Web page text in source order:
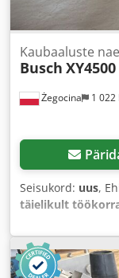
Żegocina 1 022
Kaubaaluste
Busch XY4500
Seisukord: uus,
täielikult
töörõhk:8 latt,